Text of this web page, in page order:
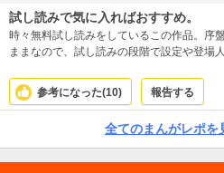
試し読みで気に入ればおすすめ。
時々無料試し読みをしているこの作品。序
ままなので、試し読みの段階で設定や登場
で楽しめると思います。ハマるひとなら、
なくなるはず。登場人物達がクセのある(レ
好き嫌い別れるかもしれませんが、密室ミ
ある終着点を作ってくれるので安心して読
参考になった(10) 報告する
全てのまんがレポを